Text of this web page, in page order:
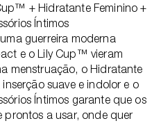
+ Hidratante Feminino +
Íntimos
guerreira moderna
e o Lily Cup™ vieram
menstruação, o Hidratante
suave e indolor ​e o
Íntimos garante que os
prontos a usar, onde quer